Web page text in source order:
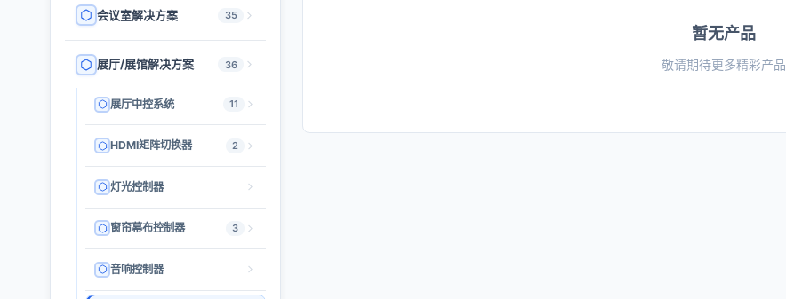
会议室解决方案 35
展厅/展馆解决方案 36
展厅中控系统 11
HDMI矩阵切换器 2
灯光控制器
窗帘幕布控制器 3
音响控制器
暂无产品
敬请期待更多精彩产品